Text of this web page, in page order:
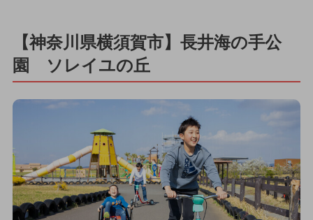
【神奈川県横須賀市】長井海の手公
園 ソレイユの丘